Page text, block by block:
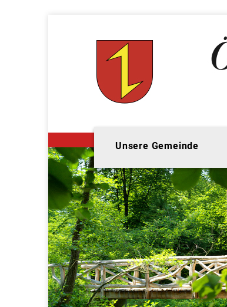
Unsere Gemeinde